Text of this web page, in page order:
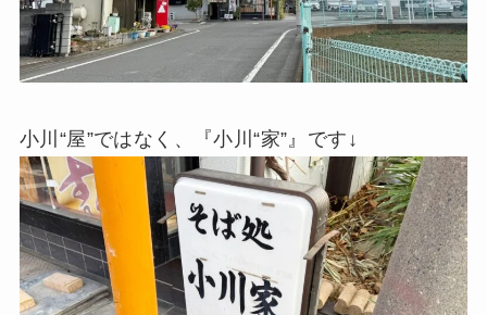
小川“屋”ではなく、『小川“家”』です↓